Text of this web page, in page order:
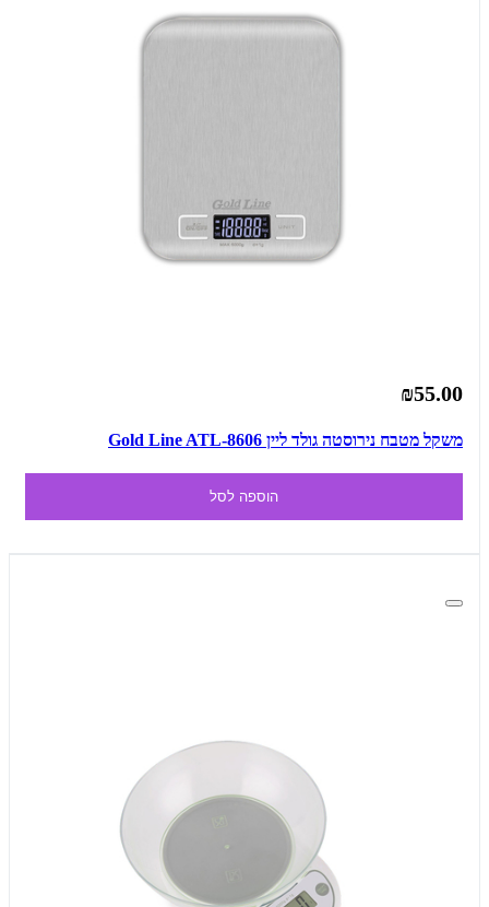
₪55.00
משקל מטבח נירוסטה גולד ליין Gold Line ATL-8606
הוספה לסל